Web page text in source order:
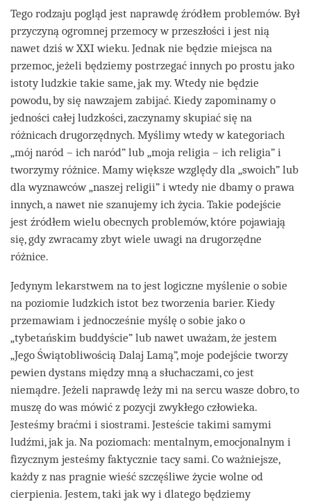
Tego rodzaju pogląd jest naprawdę źródłem problemów. Był
przyczyną ogromnej przemocy w przeszłości i jest nią
nawet dziś w XXI wieku. Jednak nie będzie miejsca na
przemoc, jeżeli będziemy postrzegać innych po prostu jako
istoty ludzkie takie same, jak my. Wtedy nie będzie
powodu, by się nawzajem zabijać. Kiedy zapominamy o
jedności całej ludzkości, zaczynamy skupiać się na
różnicach drugorzędnych. Myślimy wtedy w kategoriach
„mój naród – ich naród” lub „moja religia – ich religia” i
tworzymy różnice. Mamy większe względy dla „swoich” lub
dla wyznawców „naszej religii” i wtedy nie dbamy o prawa
innych, a nawet nie szanujemy ich życia. Takie podejście
jest źródłem wielu obecnych problemów, które pojawiają
się, gdy zwracamy zbyt wiele uwagi na drugorzędne
różnice.
Jedynym lekarstwem na to jest logiczne myślenie o sobie
na poziomie ludzkich istot bez tworzenia barier. Kiedy
przemawiam i jednocześnie myślę o sobie jako o
„tybetańskim buddyście” lub nawet uważam, że jestem
„Jego Świątobliwością Dalaj Lamą”, moje podejście tworzy
pewien dystans między mną a słuchaczami, co jest
niemądre. Jeżeli naprawdę leży mi na sercu wasze dobro, to
muszę do was mówić z pozycji zwykłego człowieka.
Jesteśmy braćmi i siostrami. Jesteście takimi samymi
ludźmi, jak ja. Na poziomach: mentalnym, emocjonalnym i
fizycznym jesteśmy faktycznie tacy sami. Co ważniejsze,
każdy z nas pragnie wieść szczęśliwe życie wolne od
cierpienia. Jestem, taki jak wy i dlatego będziemy